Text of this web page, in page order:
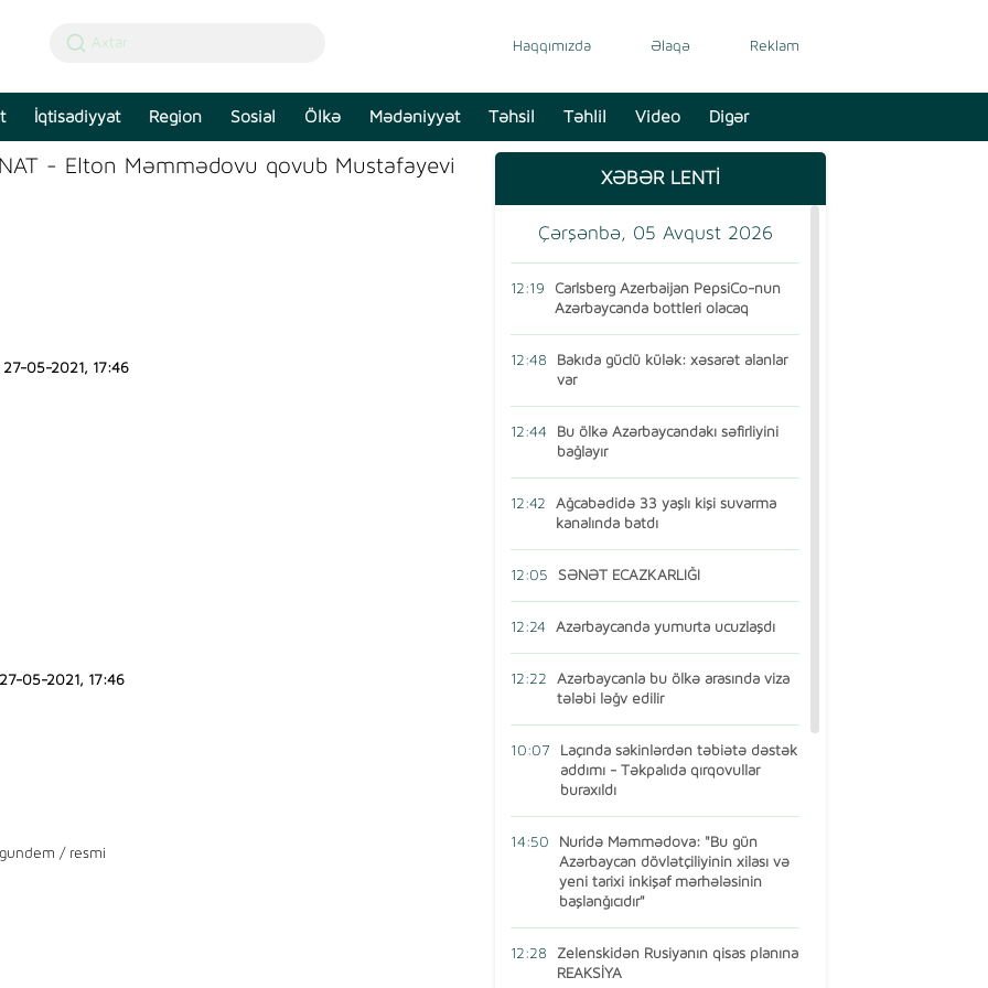
Haqqımızda Əlaqə Reklam
İqtisadiyyat Region Sosial Ölkə Mədəniyyət Təhsil Təhlil Video Digər
- Elton Məmmədovu qovub Mustafayevi
27-05-2021, 17:46
27-05-2021, 17:46
gundem / resmi
XƏBƏR LENTİ
Çərşənbə, 05 Avqust 2026
12:19
Carlsberg Azerbaijan PepsiCo-nun
Azərbaycanda bottleri olacaq
12:48
Bakıda güclü külək: xəsarət alanlar
var
12:44
Bu ölkə Azərbaycandakı səfirliyini
bağlayır
12:42
Ağcabədidə 33 yaşlı kişi suvarma
kanalında batdı
12:05 SƏNƏT ECAZKARLIĞI
12:24 Azərbaycanda yumurta ucuzlaşdı
12:22
Azərbaycanla bu ölkə arasında viza
tələbi ləğv edilir
10:07
Laçında sakinlərdən təbiətə dəstək
addımı - Təkpalıda qırqovullar
buraxıldı
14:50
Nuridə Məmmədova: "Bu gün
Azərbaycan dövlətçiliyinin xilası və
yeni tarixi inkişaf mərhələsinin
başlanğıcıdır"
12:28
Zelenskidən Rusiyanın qisas planına
REAKSİYA